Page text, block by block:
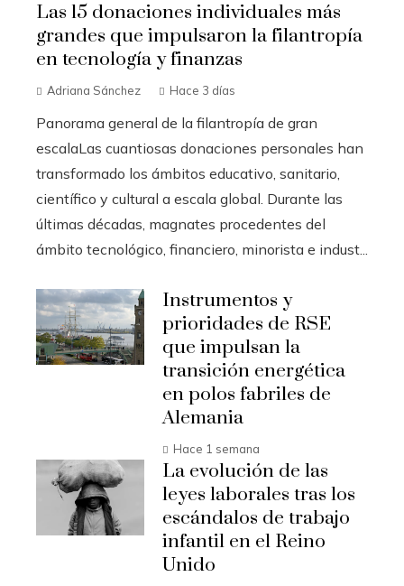
Las 15 donaciones individuales más
grandes que impulsaron la filantropía
en tecnología y finanzas
Adriana Sánchez Hace 3 días
Panorama general de la filantropía de gran
escalaLas cuantiosas donaciones personales han
transformado los ámbitos educativo, sanitario,
científico y cultural a escala global. Durante las
últimas décadas, magnates procedentes del
ámbito tecnológico, financiero, minorista e indust...
Instrumentos y
prioridades de RSE
que impulsan la
transición energética
en polos fabriles de
Alemania
Hace 1 semana
La evolución de las
leyes laborales tras los
escándalos de trabajo
infantil en el Reino
Unido